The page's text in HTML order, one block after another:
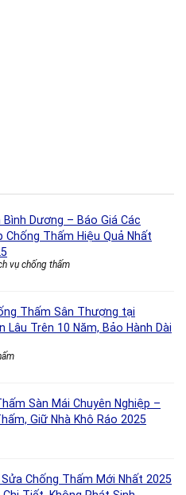
Dương – Báo Giá Các
Chống Thấm Hiệu Quả Nhất
vụ chống thấm
Thấm Sân Thượng tại
Lâu Trên 10 Năm, Bảo Hành Dài
Sàn Mái Chuyên Nghiệp –
Giữ Nhà Khô Ráo 2025
Chống Thấm Mới Nhất 2025